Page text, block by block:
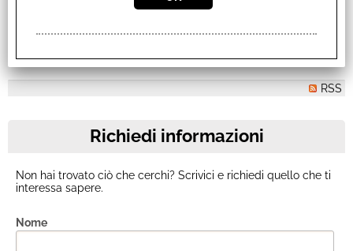
RSS
Richiedi informazioni
Non hai trovato ciò che cerchi? Scrivici e richiedi quello che ti
interessa sapere.
Nome